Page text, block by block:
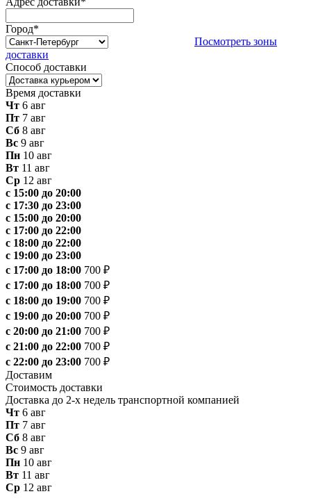
Город*
Посмотреть зоны
доставки
Способ доставки
Время доставки
Чт 6 авг
Пт 7 авг
Сб 8 авг
Вс 9 авг
Пн 10 авг
Вт 11 авг
Ср 12 авг
с 15:00 до 20:00
с 17:30 до 23:00
с 15:00 до 20:00
с 17:00 до 22:00
с 18:00 до 22:00
с 19:00 до 23:00
с 17:00 до 18:00 700 ₽
с 17:00 до 18:00 700 ₽
с 18:00 до 19:00 700 ₽
с 19:00 до 20:00 700 ₽
с 20:00 до 21:00 700 ₽
с 21:00 до 22:00 700 ₽
с 22:00 до 23:00 700 ₽
Доставим
Стоимость доставки
Доставка до 2-х недель транспортной компанией
Чт 6 авг
Пт 7 авг
Сб 8 авг
Вс 9 авг
Пн 10 авг
Вт 11 авг
Ср 12 авг